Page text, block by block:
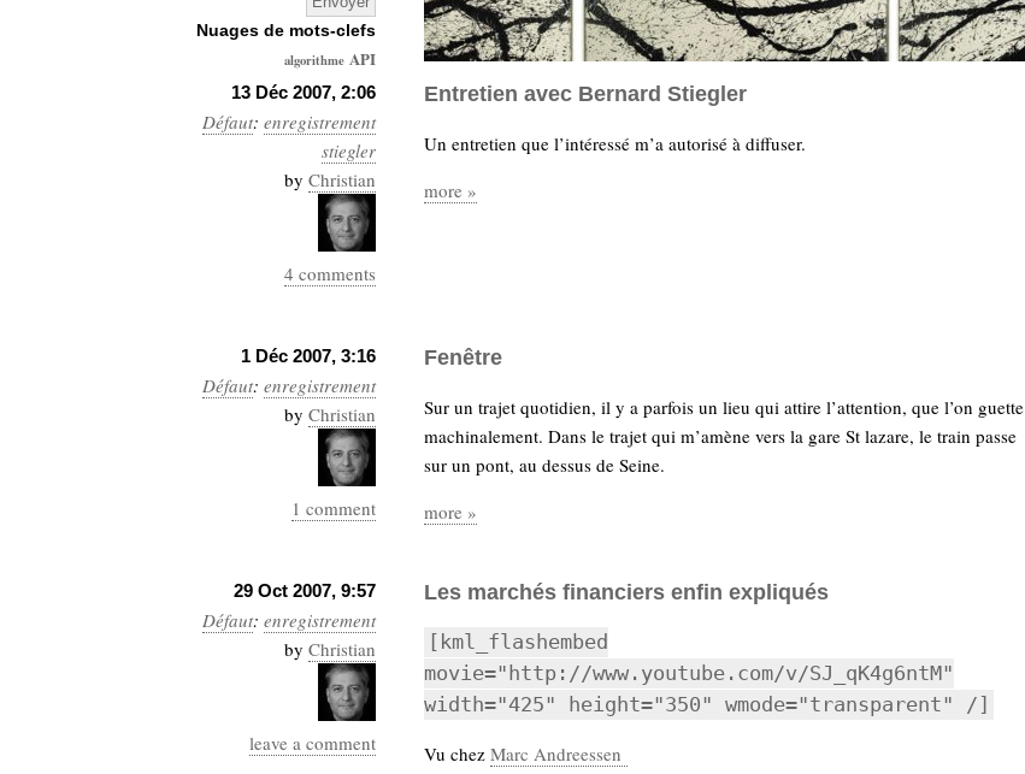
13 Déc 2007, 2:06
Défaut: enregistrement
stiegler
by Christian
4 comments
Entretien avec Bernard Stiegler
Un entretien que l’intéressé m’a autorisé à diffuser.
more »
1 Déc 2007, 3:16
Défaut: enregistrement
by Christian
1 comment
Fenêtre
Sur un trajet quotidien, il y a parfois un lieu qui attire l’attention, que l’on guette
machinalement. Dans le trajet qui m’amène vers la gare St lazare, le train passe
sur un pont, au dessus de Seine.
more »
29 Oct 2007, 9:57
Défaut: enregistrement
by Christian
leave a comment
Les marchés financiers enfin expliqués
[kml_flashembed
movie="http://www.youtube.com/v/SJ_qK4g6ntM"
width="425" height="350" wmode="transparent" /]
Vu chez Marc Andreessen
Nuages de mots-clefs
algorithme API
Architecture
Ars-
Industrialis
business_model
cinéma
Cloud
Computing
consulting contribution
Derrida Digital
Elections-
Présidentielles
enregistrement
2.0google
grammatisation
humeur
lecture
management_des_connaissances
milieu_associé Moteur-